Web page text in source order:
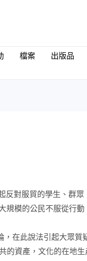
檔案 出版品
反對服貿的學生、群
模的公民不服從行動
在此說法引起大眾質
的資產，文化的在地